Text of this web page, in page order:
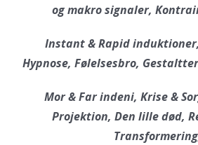
og makro signaler,
Instant & Rapid
Hypnose, Følelsesbro,
Mor & Far indeni, Krise &
Projektion, Den lille død,